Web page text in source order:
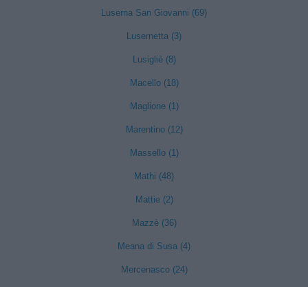
Luserna San Giovanni (69)
Lusernetta (3)
Lusigliè (8)
Macello (18)
Maglione (1)
Marentino (12)
Massello (1)
Mathi (48)
Mattie (2)
Mazzè (36)
Meana di Susa (4)
Mercenasco (24)